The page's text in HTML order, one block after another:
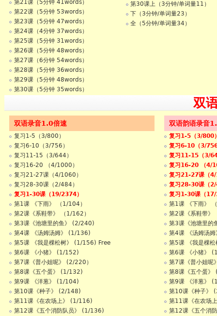
第21课（5分钟 41words）
第22课（5分钟 53words）
第23课（5分钟 47words）
第24课（4分钟 37words）
第25课（5分钟 31words）
第26课（5分钟 48words）
第27课（6分钟 54words）
第28课（5分钟 36words）
第29课（5分钟 48words）
第30课（5分钟 35words）
第30课上（3分钟/单词量11）
下（3分钟/单词量23）
全（5分钟/单词量34）
双
双语录音1.0倍速
复习1-5（3/800）
复习6-10（3/756）
复习11-15（3/644）
复习16-20 （4/1000）
复习21-27课（4/1060）
复习28-30课（2/484）
复习1-30课（19/2374）
第1课 《下雨》 （1/104）
第2课《系鞋带》 （1/162）
第3课《池塘里的鱼》 (2/240)
第4课 《汤姆汤姆》 (1/136)
第5课 《我是棵松树》 (1/156) Free
第6课 《小猪》 (1/152)
第7课《普小姐呢》 (2/220）
第8课《五个蛋》 (1/132)
第9课 《洋葱》 (1/104)
第10课《种子》 (2/148)
第11课《在农场上》 (1/116)
第12课《五个消防队员》 (1/136)
双语韵语录音
复习1-5（3/800
复习6-10（3/
复习11-15（3/
复习16-20 （4/
复习21-27课（
复习28-30课（
复习1-30课（
第1课 《下雨》
第2课《系鞋带
第3课《池塘里
第4课 《汤姆汤
第5课 《我是棵
第6课 《小猪》
第7课《普小姐
第8课《五个蛋
第9课 《洋葱》
第10课《种子》
第11课《在农场
第12课《五个消